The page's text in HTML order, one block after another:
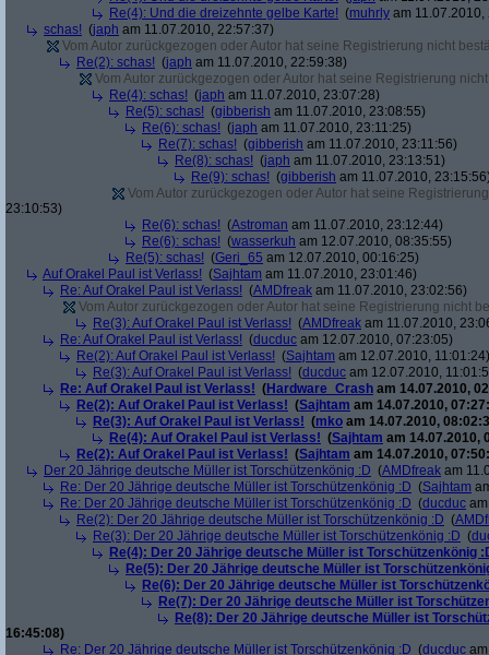
Re(4): Und die dreizehnte gelbe Karte! (muhrly am 11.07.2010,
schas! (japh am 11.07.2010, 22:57:37)
Vom Autor zurückgezogen oder Autor hat seine Registrierung nicht
Re(2): schas! (japh am 11.07.2010, 22:59:38)
Vom Autor zurückgezogen oder Autor hat seine Registrierung
Re(4): schas! (japh am 11.07.2010, 23:07:28)
Re(5): schas! (gibberish am 11.07.2010, 23:08:55)
Re(6): schas! (japh am 11.07.2010, 23:11:25)
Re(7): schas! (gibberish am 11.07.2010, 23:11:56)
Re(8): schas! (japh am 11.07.2010, 23:13:51)
Re(9): schas! (gibberish am 11.07.2010,
Vom Autor zurückgezogen oder Autor hat seine
23:10:53)
Re(6): schas! (Astroman am 11.07.2010, 23:12:44)
Re(6): schas! (wasserkuh am 12.07.2010, 08:35:55)
Re(5): schas! (Geri_65 am 12.07.2010, 00:16:25)
Auf Orakel Paul ist Verlass! (Sajhtam am 11.07.2010, 23:01:46)
Re: Auf Orakel Paul ist Verlass! (AMDfreak am 11.07.2010, 23:02:56)
Vom Autor zurückgezogen oder Autor hat seine Registrierung nicht
Re(3): Auf Orakel Paul ist Verlass! (AMDfreak am 11.07.2010,
Re: Auf Orakel Paul ist Verlass! (ducduc am 12.07.2010, 07:23:05)
Re(2): Auf Orakel Paul ist Verlass! (Sajhtam am 12.07.2010, 11:01:24)
Re(3): Auf Orakel Paul ist Verlass! (ducduc am 12.07.2010,
Re: Auf Orakel Paul ist Verlass! (Hardware_Crash am 14.07.2010,
Re(2): Auf Orakel Paul ist Verlass! (Sajhtam am 14.07.2010,
Re(3): Auf Orakel Paul ist Verlass! (mko am 14.07.2010,
Re(4): Auf Orakel Paul ist Verlass! (Sajhtam am 14.07.2010,
Re(2): Auf Orakel Paul ist Verlass! (Sajhtam am 14.07.2010,
Der 20 Jährige deutsche Müller ist Torschützenkönig :D (AMDfreak am
Re: Der 20 Jährige deutsche Müller ist Torschützenkönig :D (Sajhtam
Re: Der 20 Jährige deutsche Müller ist Torschützenkönig :D (ducduc
Re(2): Der 20 Jährige deutsche Müller ist Torschützenkönig :D (
Re(3): Der 20 Jährige deutsche Müller ist Torschützenkönig :D (
Re(4): Der 20 Jährige deutsche Müller ist Torschützenkönig
Re(5): Der 20 Jährige deutsche Müller ist
Re(6): Der 20 Jährige deutsche Müller ist
Re(7): Der 20 Jährige deutsche Müller ist
Re(8): Der 20 Jährige deutsche Müller ist
16:45:08)
Re: Der 20 Jährige deutsche Müller ist Torschützenkönig :D (ducduc